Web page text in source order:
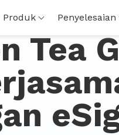
Produk Penyelesaian
Tea